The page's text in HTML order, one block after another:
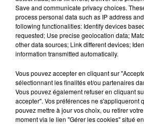
100%
100% Radio l'agenda du
17 mai 2024 - 1 min 15 sec
L'AGENDA DU COMMINGES
16H39
Save and communicate privacy choices.
process personal data such as IP address
following functionalities: Identify devices
requested; Use precise geolocation data;
other data sources; Link different devices;
information transmitted automatically.
Vous pouvez accepter en cliquant sur
sélectionnant les finalités et/ou partenaires
Vous pouvez également refuser en cliquant
accepter". Vos préférences ne s'appliqueront
pouvez mettre à jour vos choix, ou retirer
moment via le lien "Gérer les cookies" situé